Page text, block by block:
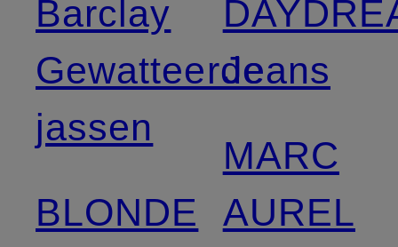
Barclay
Gewatteerde
jassen
BLONDE
Jeans
MARC
AUREL